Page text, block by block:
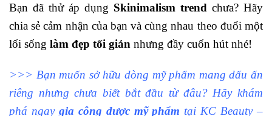
Bạn đã thử áp dụng Skinimalism trend chưa? Hãy
chia sẻ cảm nhận của bạn và cùng nhau theo đuổi một
lối sống làm đẹp tối giản nhưng đầy cuốn hút nhé!
>>> Bạn muốn sở hữu dòng mỹ phẩm mang dấu ấn
riêng nhưng chưa biết bắt đầu từ đâu? Hãy khám
phá ngay gia công dược mỹ phẩm tại KC Beauty –